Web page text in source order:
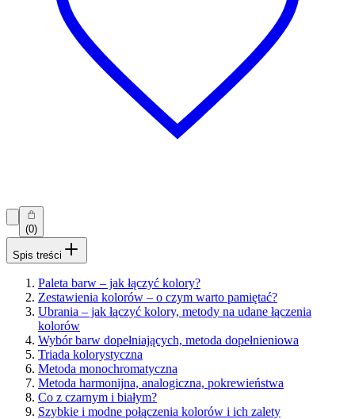
(0)
Spis treści
Paleta barw – jak łączyć kolory?
Zestawienia kolorów – o czym warto pamiętać?
Ubrania – jak łączyć kolory, metody na udane łączenia
kolorów
Wybór barw dopełniających, metoda dopełnieniowa
Triada kolorystyczna
Metoda monochromatyczna
Metoda harmonijna, analogiczna, pokrewieństwa
Co z czarnym i białym?
Szybkie i modne połączenia kolorów i ich zalety